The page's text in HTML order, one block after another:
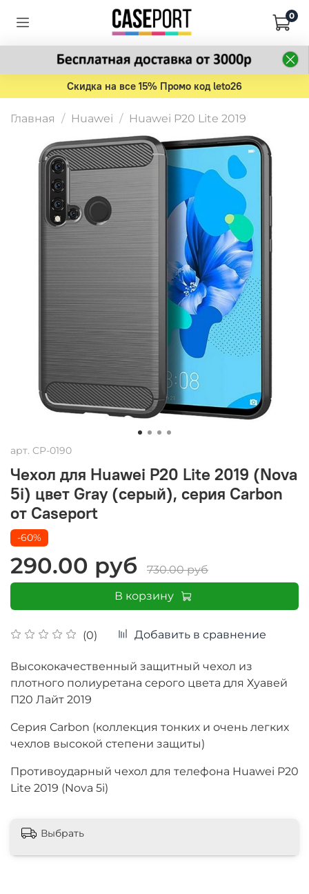
0
Скидка на все 15% Промо код leto26
Главная Huawei Huawei P20 Lite 2019
арт. CP-0190
Чехол для Huawei P20 Lite 2019 (Nova
5i) цвет Gray (серый), серия Carbon
от Caseport
(0) Добавить в сравнение
-60%
290.00 руб
730.00 руб
В корзину
Высококачественный защитный чехол из
плотного полиуретана серого цвета для Хуавей
П20 Лайт 2019
Серия Carbon (коллекция тонких и очень легких
чехлов высокой степени защиты)
Противоударный чехол для телефона Huawei P20
Lite 2019 (Nova 5i)
Выбрать